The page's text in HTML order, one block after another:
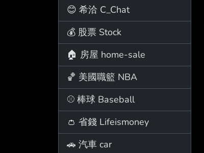
😊 希洽 C_Chat
💰 股票 Stock
🏠 房屋 home-sale
🏀 美國職籃 NBA
⚾ 棒球 Baseball
👛 省錢 Lifeismoney
🚗 汽車 car